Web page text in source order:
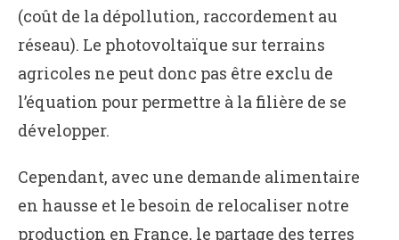
(coût de la dépollution, raccordement au
réseau). Le photovoltaïque sur terrains
agricoles ne peut donc pas être exclu de
l’équation pour permettre à la filière de se
développer.
Cependant, avec une demande alimentaire
en hausse et le besoin de relocaliser notre
production en France, le partage des terres